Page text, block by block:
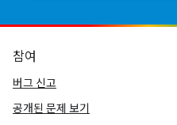
참여
버그 신고
공개된 문제 보기